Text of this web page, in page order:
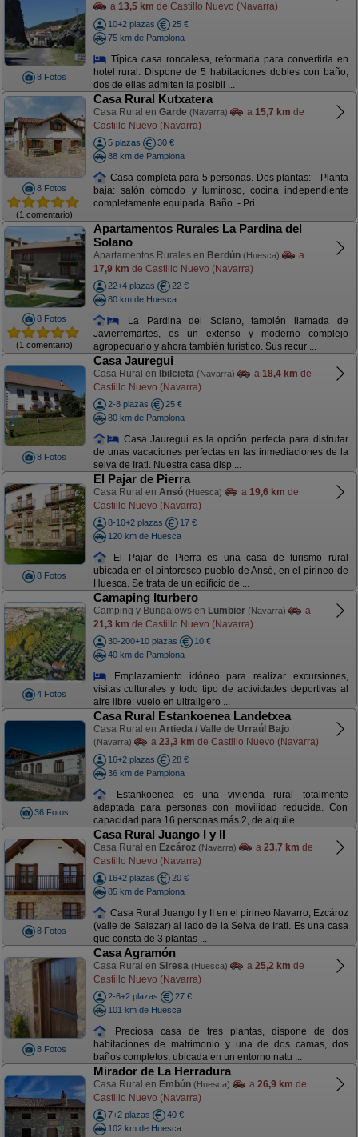
8 Fotos
a 13,5 km de Castillo Nuevo (Navarra)
10+2 plazas
25 €
75 km de Pamplona
Típica casa roncalesa, reformada para convertirla en
hotel rural. Dispone de 5 habitaciones dobles con baño,
dos de ellas admiten la posibil ...
8 Fotos
(1 comentario)
Casa Rural Kutxatera
Casa Rural en Garde (Navarra) a 15,7 km de
Castillo Nuevo (Navarra)
5 plazas
30 €
88 km de Pamplona
Casa completa para 5 personas. Dos plantas: - Planta
baja: salón cómodo y luminoso, cocina independiente
completamente equipada. Baño. - Pri ...
8 Fotos
(1 comentario)
Apartamentos Rurales La Pardina del
Solano
Apartamentos Rurales en Berdún (Huesca)
a
17,9 km de Castillo Nuevo (Navarra)
22+4 plazas
22 €
80 km de Huesca
La Pardina del Solano, también llamada de
Javierremartes, es un extenso y moderno complejo
agropecuario y ahora también turístico. Sus recur ...
8 Fotos
Casa Jauregui
Casa Rural en Ibilcieta (Navarra) a 18,4 km de
Castillo Nuevo (Navarra)
2-8 plazas
25 €
80 km de Pamplona
Casa Jauregui es la opción perfecta para disfrutar
de unas vacaciones perfectas en las inmediaciones de la
selva de Irati. Nuestra casa disp ...
8 Fotos
El Pajar de Pierra
Casa Rural en Ansó (Huesca) a 19,6 km de
Castillo Nuevo (Navarra)
8-10+2 plazas
17 €
120 km de Huesca
El Pajar de Pierra es una casa de turismo rural
ubicada en el pintoresco pueblo de Ansó, en el pirineo de
Huesca. Se trata de un edificio de ...
4 Fotos
Camaping Iturbero
Camping y Bungalows en Lumbier (Navarra)
a
21,3 km de Castillo Nuevo (Navarra)
30-200+10 plazas
10 €
40 km de Pamplona
Emplazamiento idóneo para realizar excursiones,
visitas culturales y todo tipo de actividades deportivas al
aire libre: vuelo en ultraligero ...
36 Fotos
Casa Rural Estankoenea Landetxea
Casa Rural en Artieda / Valle de Urraúl Bajo
(Navarra) a 23,3 km de Castillo Nuevo (Navarra)
16+2 plazas
28 €
36 km de Pamplona
Estankoenea es una vivienda rural totalmente
adaptada para personas con movilidad reducida. Con
capacidad para 16 personas más 2, de alquile ...
8 Fotos
Casa Rural Juango I y II
Casa Rural en Ezcároz (Navarra) a 23,7 km de
Castillo Nuevo (Navarra)
16+2 plazas
20 €
85 km de Pamplona
Casa Rural Juango I y II en el pirineo Navarro, Ezcároz
(valle de Salazar) al lado de la Selva de Irati. Es una casa
que consta de 3 plantas ...
8 Fotos
Casa Agramón
Casa Rural en Siresa (Huesca) a 25,2 km de
Castillo Nuevo (Navarra)
2-6+2 plazas
27 €
101 km de Huesca
Preciosa casa de tres plantas, dispone de dos
habitaciones de matrimonio y una de dos camas, dos
baños completos, ubicada en un entorno natu ...
Mirador de La Herradura
Casa Rural en Embún (Huesca) a 26,9 km de
Castillo Nuevo (Navarra)
7+2 plazas
40 €
102 km de Huesca